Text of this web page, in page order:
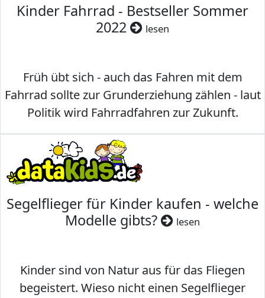
Kinder Fahrrad - Bestseller Sommer
2022
lesen
Früh übt sich - auch das Fahren mit dem
Fahrrad sollte zur Grunderziehung zählen - laut
Politik wird Fahrradfahren zur Zukunft.
Segelflieger für Kinder kaufen - welche
Modelle gibts?
lesen
Kinder sind von Natur aus für das Fliegen
begeistert. Wieso nicht einen Segelflieger